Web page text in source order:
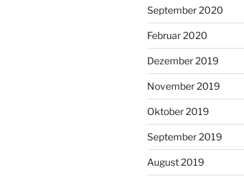
September 2020
Februar 2020
Dezember 2019
November 2019
Oktober 2019
September 2019
August 2019